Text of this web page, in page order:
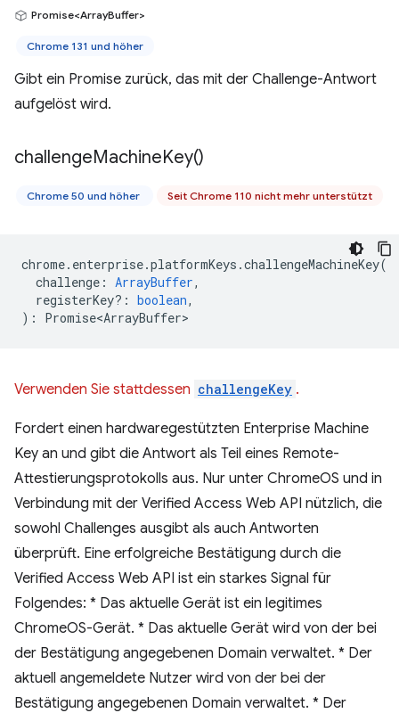
Promise<ArrayBuffer>
Chrome 131 und höher
Gibt ein Promise zurück, das mit der Challenge-Antwort
aufgelöst wird.
challengeMachineKey()
Chrome 50 und höher Seit Chrome 110 nicht mehr unterstützt
chrome. enterprise.platformKeys .challengeMachineKey(
challenge : ArrayBuffer,
registerKey? : boolean,
) : Promise<ArrayBuffer>
Verwenden Sie stattdessen challengeKey .
Fordert einen hardwaregestützten Enterprise Machine
Key an und gibt die Antwort als Teil eines Remote-
Attestierungsprotokolls aus. Nur unter ChromeOS und in
Verbindung mit der Verified Access Web API nützlich, die
sowohl Challenges ausgibt als auch Antworten
überprüft. Eine erfolgreiche Bestätigung durch die
Verified Access Web API ist ein starkes Signal für
Folgendes: * Das aktuelle Gerät ist ein legitimes
ChromeOS-Gerät. * Das aktuelle Gerät wird von der bei
der Bestätigung angegebenen Domain verwaltet. * Der
aktuell angemeldete Nutzer wird von der bei der
Bestätigung angegebenen Domain verwaltet. * Der